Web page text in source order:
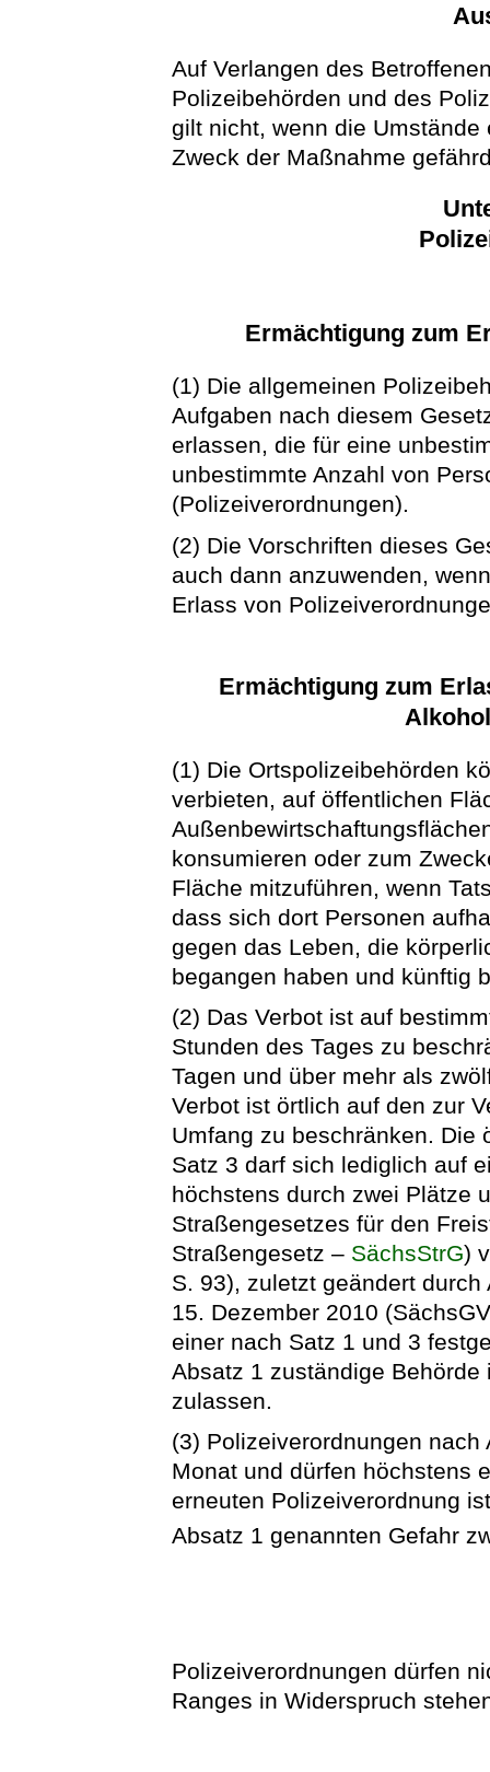
Auf Verlangen des
Polizeibehörden und des
gilt nicht, wenn die
Zweck der Maßnahme
Ermächtigung zum
(1) Die allgemeinen
Aufgaben nach diesem
erlassen, die für eine
unbestimmte Anzahl von
(Polizeiverordnungen).
(2) Die Vorschriften dieses
auch dann anzuwenden,
Erlass von
Ermächtigung zum
(1) Die Ortspolizeibehörden
verbieten, auf öffentlichen
konsumieren oder zum
Fläche mitzuführen, wenn
dass sich dort Personen
gegen das Leben, die
begangen haben und künftig
(2) Das Verbot ist auf
Stunden des Tages zu
Tagen und über mehr als
Verbot ist örtlich auf den zur
Umfang zu beschränken. Die
Satz 3 darf sich lediglich auf
höchstens durch zwei Plätze
Straßengesetzes für den
Straßengesetz – SächsStrG)
S. 93), zuletzt geändert
15. Dezember 2010
einer nach Satz 1 und 3
Absatz 1 zuständige
zulassen.
(3) Polizeiverordnungen
Monat und dürfen höchstens
erneuten Polizeiverordnung
Absatz 1 genannten Gefahr
Polizeiverordnungen dürfen
Ranges in Widerspruch